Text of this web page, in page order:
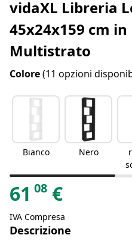
vidaXL Libreria
45x24x159 cm in
Multistrato
Colore(11 opzioni
Bianco Nero
61 08 €
IVA Compresa
Descrizione